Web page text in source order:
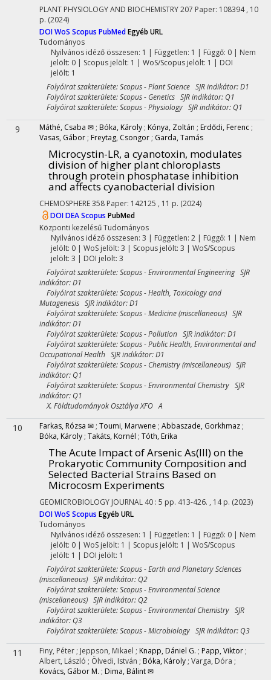
PLANT PHYSIOLOGY AND BIOCHEMISTRY207 Paper: 108394 , 10
p. (2024)
DOIWoS Scopus PubMedEgyéb URL
Tudományos
Nyilvános idéző összesen: 1 | Független: 1 | Függő: 0 | Nem
jelölt: 0 | Scopus jelölt: 1 | WoS/Scopus jelölt: 1 | DOI
jelölt: 1
Folyóirat szakterülete: Scopus - Plant Science SJR indikátor: D1
Folyóirat szakterülete: Scopus - Genetics SJR indikátor: Q1
Folyóirat szakterülete: Scopus - Physiology SJR indikátor: Q1
9 Máthé, Csaba ✉ ; Bóka, Károly ; Kónya, Zoltán ; Erdődi, Ferenc ;
Vasas, Gábor ; Freytag, Csongor ; Garda, Tamás
Microcystin-LR, a cyanotoxin, modulates
division of higher plant chloroplasts
through protein phosphatase inhibition
and affects cyanobacterial division
CHEMOSPHERE358 Paper: 142125 , 11 p. (2024)
DOIDEAScopus PubMed
Központi kezelésűTudományos
Nyilvános idéző összesen: 3 | Független: 2 | Függő: 1 | Nem
jelölt: 0 | WoS jelölt: 3 | Scopus jelölt: 3 | WoS/Scopus
jelölt: 3 | DOI jelölt: 3
Folyóirat szakterülete: Scopus - Environmental Engineering SJR
indikátor: D1
Folyóirat szakterülete: Scopus - Health, Toxicology and
Mutagenesis SJR indikátor: D1
Folyóirat szakterülete: Scopus - Medicine (miscellaneous) SJR
indikátor: D1
Folyóirat szakterülete: Scopus - Pollution SJR indikátor: D1
Folyóirat szakterülete: Scopus - Public Health, Environmental and
Occupational Health SJR indikátor: D1
Folyóirat szakterülete: Scopus - Chemistry (miscellaneous) SJR
indikátor: Q1
Folyóirat szakterülete: Scopus - Environmental Chemistry SJR
indikátor: Q1
X. Földtudományok Osztálya XFO A
10 Farkas, Rózsa ✉ ; Toumi, Marwene ; Abbaszade, Gorkhmaz ;
Bóka, Károly ; Takáts, Kornél ; Tóth, Erika
The Acute Impact of Arsenic As(III) on the
Prokaryotic Community Composition and
Selected Bacterial Strains Based on
Microcosm Experiments
GEOMICROBIOLOGY JOURNAL 40 : 5 pp. 413-426. , 14 p. (2023)
DOIWoS Scopus Egyéb URL
Tudományos
Nyilvános idéző összesen: 1 | Független: 1 | Függő: 0 | Nem
jelölt: 0 | WoS jelölt: 1 | Scopus jelölt: 1 | WoS/Scopus
jelölt: 1 | DOI jelölt: 1
Folyóirat szakterülete: Scopus - Earth and Planetary Sciences
(miscellaneous) SJR indikátor: Q2
Folyóirat szakterülete: Scopus - Environmental Science
(miscellaneous) SJR indikátor: Q2
Folyóirat szakterülete: Scopus - Environmental Chemistry SJR
indikátor: Q3
Folyóirat szakterülete: Scopus - Microbiology SJR indikátor: Q3
11 Finy, Péter ; Jeppson, Mikael ; Knapp, Dániel G. ; Papp, Viktor ;
Albert, László ; Ölvedi, István ; Bóka, Károly ; Varga, Dóra ;
Kovács, Gábor M. ; Dima, Bálint ✉